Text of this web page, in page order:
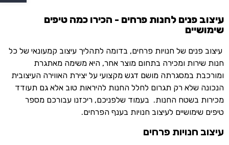
עיצוב פנים לחנות פרחים - הכירו כמה טיפים
שימושיים
עיצוב פנים של חנויות פרחים, בדומה לתהליך עיצוב קמעונאי של כל
חנות שירות ומכירה בתחום מוצר אחר, היא משימה מאתגרת
ומורכבת במסגרתה מושם דגש מקצועי על יצירת האווירה העיצובית
הנכונה שלא רק תגרום לחלל החנות להיראות טוב אלא גם תעודד
מכירות בשטח החנות. בעמוד שלפניכם, ריכזנו עבורכם מספר
טיפים שימושיים לעיצוב חנויות בענף הפרחים.
עיצוב חנויות פרחים